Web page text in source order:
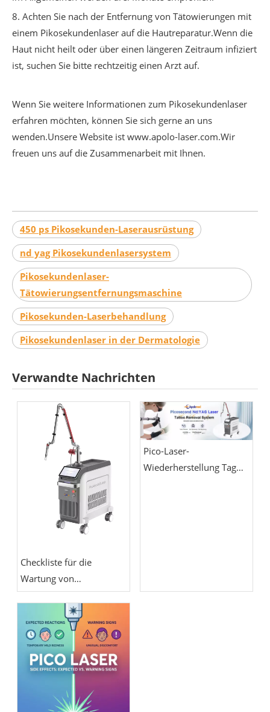
8. Achten Sie nach der Entfernung von Tätowierungen mit
einem Pikosekundenlaser auf die Hautreparatur.Wenn die
Haut nicht heilt oder über einen längeren Zeitraum infiziert
ist, suchen Sie bitte rechtzeitig einen Arzt auf.
Wenn Sie weitere Informationen zum Pikosekundenlaser
erfahren möchten, können Sie sich gerne an uns
wenden.Unsere Website ist www.apolo-laser.com.Wir
freuen uns auf die Zusammenarbeit mit Ihnen.
450 ps Pikosekunden-Laserausrüstung
nd yag Pikosekundenlasersystem
Pikosekundenlaser-
Tätowierungsentfernungsmaschine
Pikosekunden-Laserbehandlung
Pikosekundenlaser in der Dermatologie
Verwandte Nachrichten
Checkliste für die
Wartung von
Pikosekundenlasern:
Energiekalibrierung,
Optik und
Handstückpflege
Pico-Laser-
Wiederherstellung Tag